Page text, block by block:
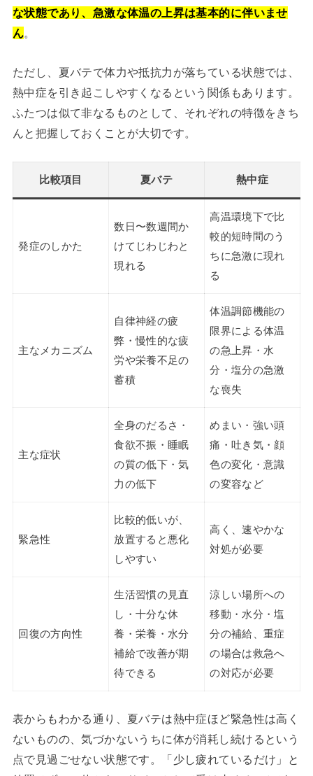
な状態であり、急激な体温の上昇は基本的に伴いませ
ん。
ただし、夏バテで体力や抵抗力が落ちている状態では、
熱中症を引き起こしやすくなるという関係もあります。
ふたつは似て非なるものとして、それぞれの特徴をきち
んと把握しておくことが大切です。
比較項目 夏バテ 熱中症
発症のしかた
数日〜数週間か
けてじわじわと
現れる
高温環境下で比
較的短時間のう
ちに急激に現れ
る
主なメカニズム
自律神経の疲
弊・慢性的な疲
労や栄養不足の
蓄積
体温調節機能の
限界による体温
の急上昇・水
分・塩分の急激
な喪失
主な症状
全身のだるさ・
食欲不振・睡眠
の質の低下・気
力の低下
めまい・強い頭
痛・吐き気・顔
色の変化・意識
の変容など
緊急性
比較的低いが、
放置すると悪化
しやすい
高く、速やかな
対処が必要
回復の方向性
生活習慣の見直
し・十分な休
養・栄養・水分
補給で改善が期
待できる
涼しい場所への
移動・水分・塩
分の補給、重症
の場合は救急へ
の対応が必要
表からもわかる通り、夏バテは熱中症ほど緊急性は高く
ないものの、気づかないうちに体が消耗し続けるという
点で見過ごせない状態です。「少し疲れているだけ」と